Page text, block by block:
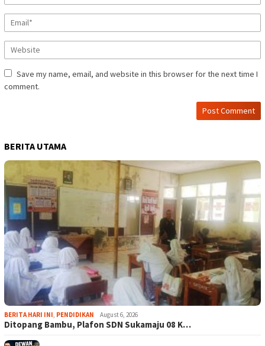
Save my name, email, and website in this browser for the next time I
comment.
BERITA UTAMA
BERITA HARI INI PENDIDIKAN August 6, 2026
Ditopang Bambu, Plafon SDN Sukamaju 08 K…